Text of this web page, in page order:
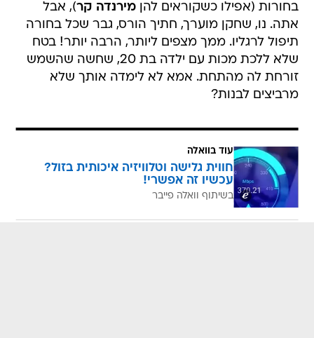
תיפול לרגליו. ממך מצפים ליותר, הרבה יותר! בטח
שלא ללכת מכות עם ילדה בת 20, שחשה שהשמש
זורחת לה מהתחת. אמא לא לימדה אותך שלא
מרביצים לבנות?
חווית גלישה וטלוויזיה איכותית בזול?
עכשיו זה אפשרי!
בשיתוף וואלה פייבר